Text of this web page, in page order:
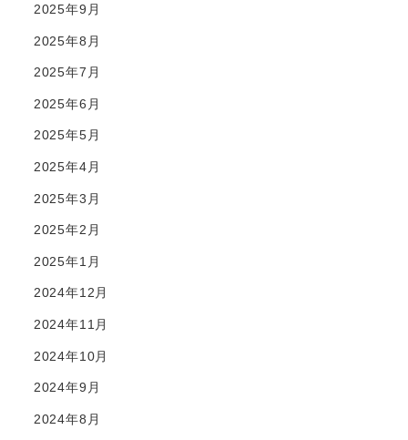
2025年9月
2025年8月
2025年7月
2025年6月
2025年5月
2025年4月
2025年3月
2025年2月
2025年1月
2024年12月
2024年11月
2024年10月
2024年9月
2024年8月